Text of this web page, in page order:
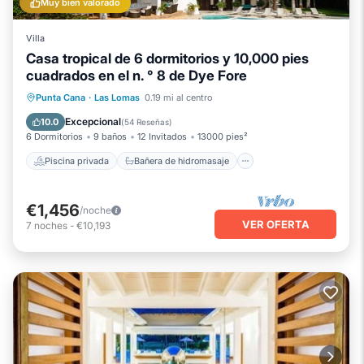
Muy bien valorado
Villa
Casa tropical de 6 dormitorios y 10,000 pies
cuadrados en el n. ° 8 de Dye Fore
Punta Cana · Las Lomas 0.19 mi al centro
10.0 Excepcional(54 Reseñas)
6 Dormitorios 9 baños 12 Invitados 13000 pies²
Piscina privada Bañera de hidromasaje
Piscina privada
Bañera de hidromasaje
Aparcamiento
€1,456/noche
7 noches - €10,193 VER OFERTA